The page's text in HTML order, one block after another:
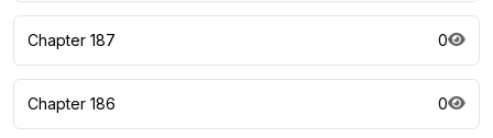
Chapter 187 0
Chapter 186 0